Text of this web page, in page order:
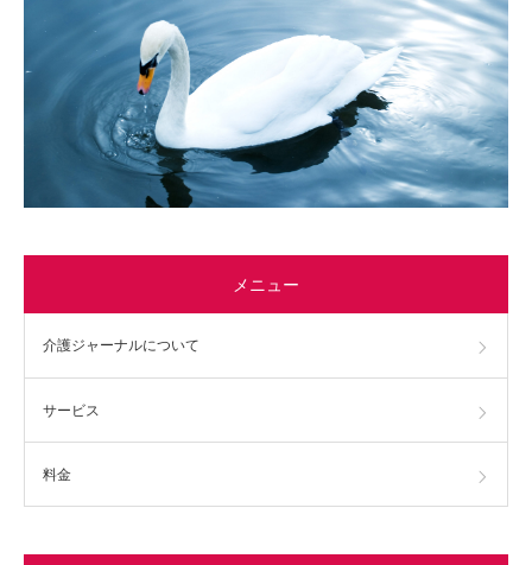
メニュー
介護ジャーナルについて
サービス
料金